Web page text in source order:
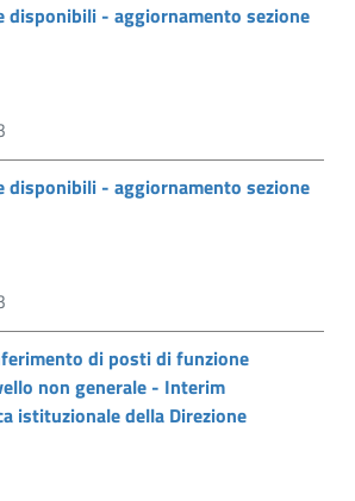
disponibili - aggiornamento sezione
disponibili - aggiornamento sezione
di posti di funzione
non generale - Interim
istituzionale della Direzione